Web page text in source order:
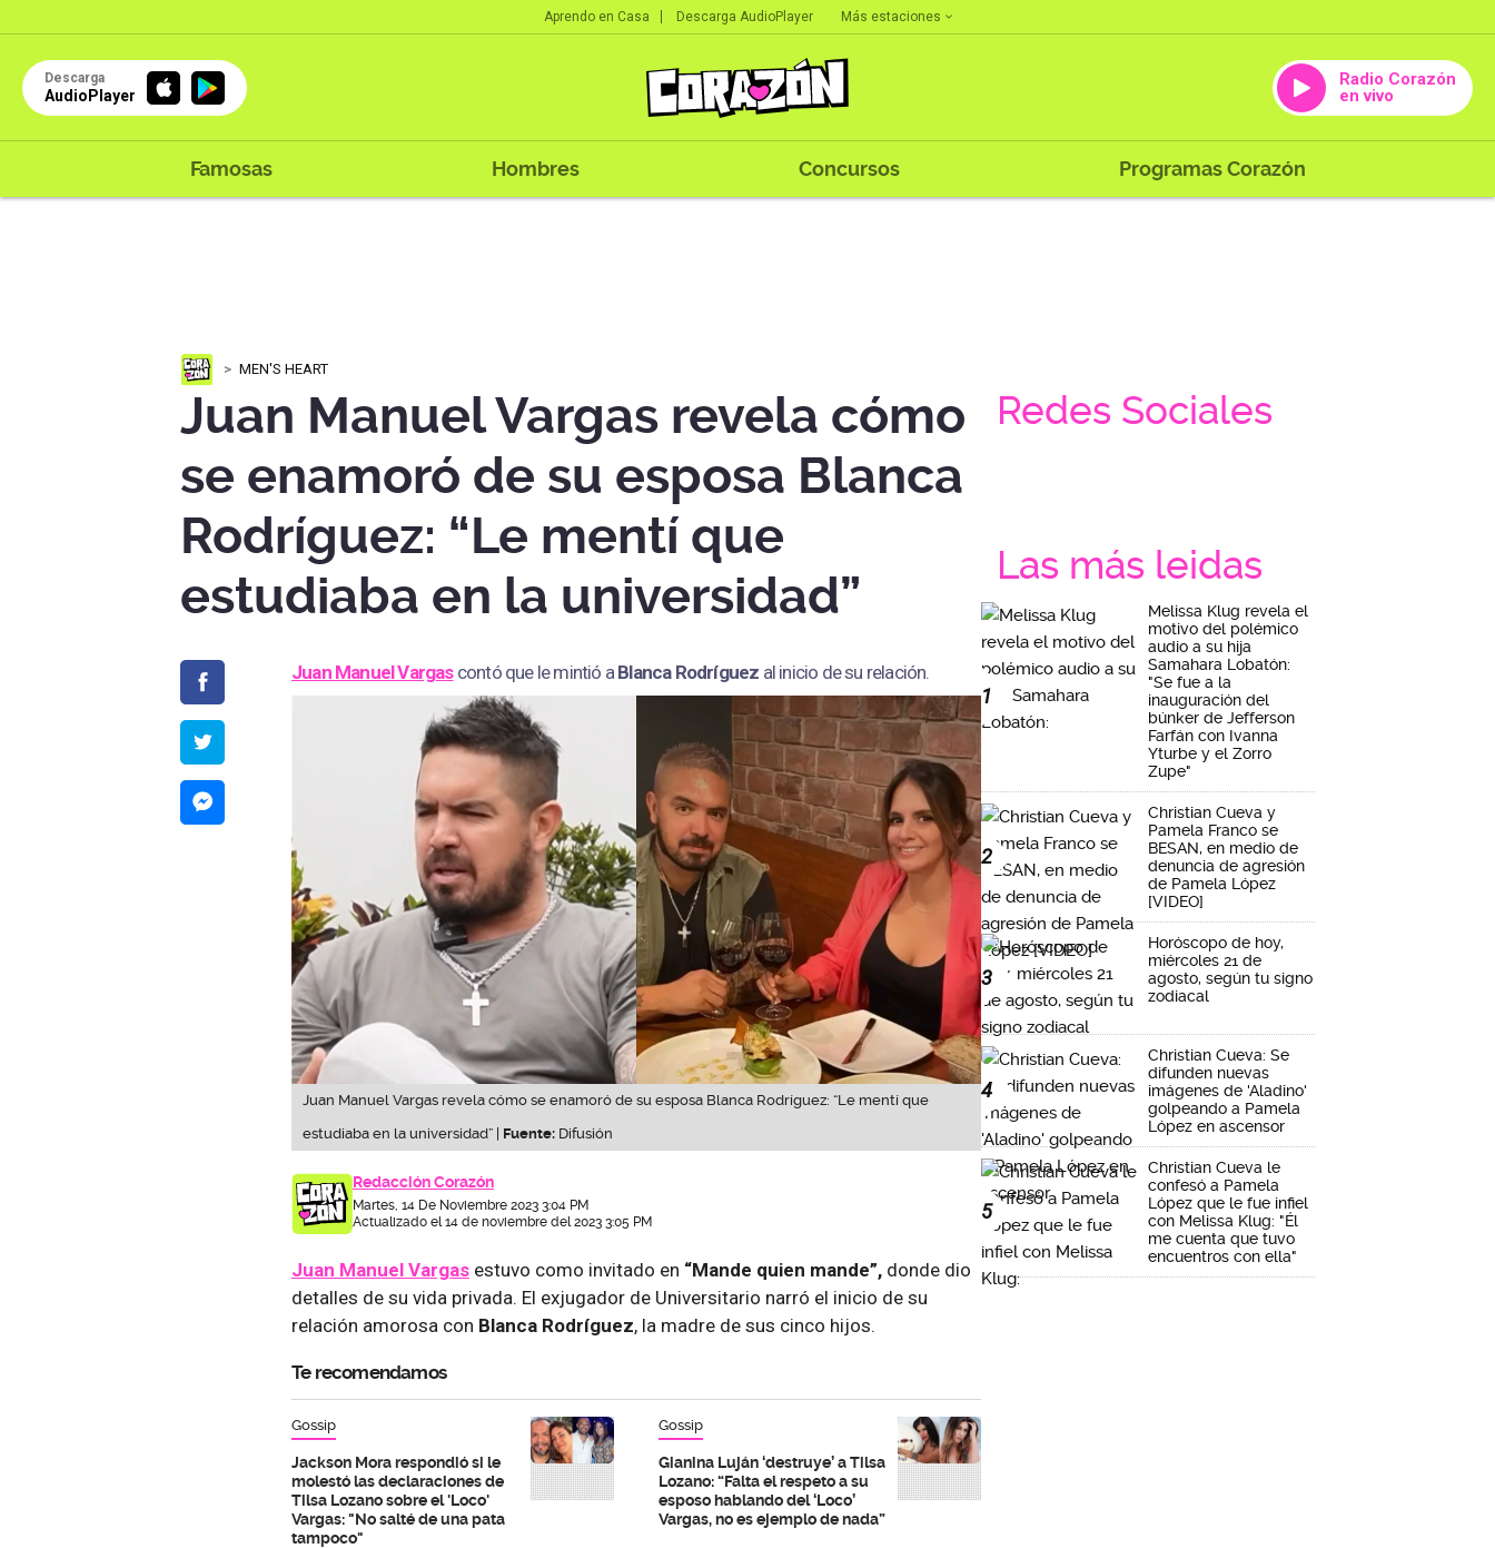
Aprendo en Casa Descarga AudioPlayer Más estaciones
Descarga
AudioPlayer
Radio Corazón
en vivo
Famosas Hombres Concursos Programas Corazón
MEN'S HEART
Juan Manuel Vargas revela cómo
se enamoró de su esposa Blanca
Rodríguez: “Le mentí que
estudiaba en la universidad”
Juan Manuel Vargascontó que le mintió a Blanca Rodríguez al inicio de su relación.
Juan Manuel Vargas revela cómo se enamoró de su esposa Blanca Rodríguez: “Le mentí que
estudiaba en la universidad” | Fuente: Difusión
Redacción Corazón
Martes, 14 De Noviembre 2023 3:04 PM
Actualizado el 14 de noviembre del 2023 3:05 PM
Juan Manuel Vargas estuvo como invitado en “Mande quien mande”, donde dio
detalles de su vida privada. El exjugador de Universitario narró el inicio de su
relación amorosa con Blanca Rodríguez, la madre de sus cinco hijos.
Te recomendamos
Gossip
Jackson Mora respondió si le
molestó las declaraciones de
Tilsa Lozano sobre el 'Loco'
Vargas: "No salté de una pata
tampoco"
Gossip
Gianina Luján ‘destruye’ a Tilsa
Lozano: “Falta el respeto a su
esposo hablando del ‘Loco’
Vargas, no es ejemplo de nada”
Redes Sociales
Las más leidas
1
Melissa Klug revela el
motivo del polémico
audio a su hija
Samahara Lobatón:
"Se fue a la
inauguración del
búnker de Jefferson
Farfán con Ivanna
Yturbe y el Zorro
Zupe"
2
Christian Cueva y
Pamela Franco se
BESAN, en medio de
denuncia de agresión
de Pamela López
[VIDEO]
3
Horóscopo de hoy,
miércoles 21 de
agosto, según tu signo
zodiacal
4
Christian Cueva: Se
difunden nuevas
imágenes de 'Aladino'
golpeando a Pamela
López en ascensor
5
Christian Cueva le
confesó a Pamela
López que le fue infiel
con Melissa Klug: "Él
me cuenta que tuvo
encuentros con ella"